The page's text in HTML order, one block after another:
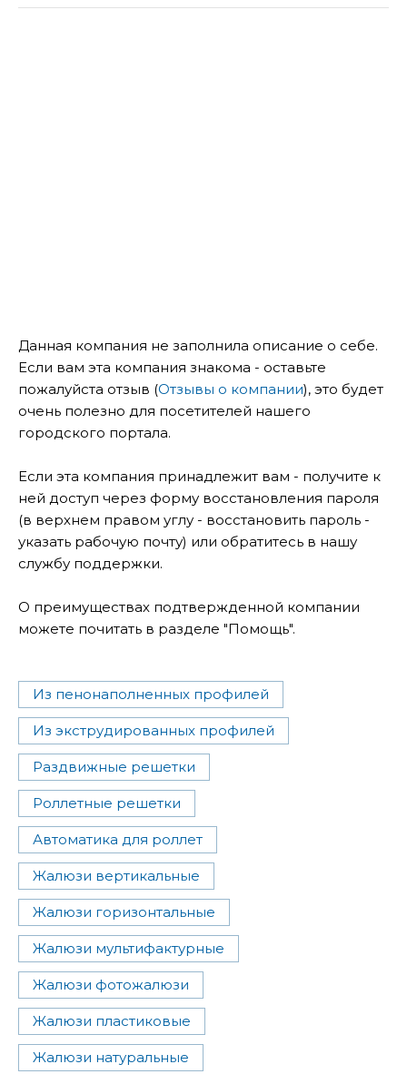
Данная компания не заполнила описание о себе.
Если вам эта компания знакома - оставьте
пожалуйста отзыв (Отзывы о компании), это будет
очень полезно для посетителей нашего
городского портала.
Если эта компания принадлежит вам - получите к
ней доступ через форму восстановления пароля
(в верхнем правом углу - восстановить пароль -
указать рабочую почту) или обратитесь в нашу
службу поддержки.
О преимуществах подтвержденной компании
можете почитать в разделе "Помощь".
Из пенонаполненных профилей
Из экструдированных профилей
Раздвижные решетки
Роллетные решетки
Автоматика для роллет
Жалюзи вертикальные
Жалюзи горизонтальные
Жалюзи мультифактурные
Жалюзи фотожалюзи
Жалюзи пластиковые
Жалюзи натуральные